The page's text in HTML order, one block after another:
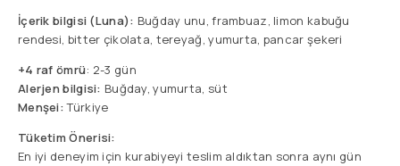
İçerik bilgisi (Luna): Buğday unu, frambuaz, limon kabuğu
rendesi, bitter çikolata, tereyağ, yumurta, pancar şekeri
+4 raf ömrü: 2-3 gün
Alerjen bilgisi: Buğday, yumurta, süt
Menşei:Türkiye
Tüketim Önerisi:
En iyi deneyim için kurabiyeyi teslim aldıktan sonra aynı gün